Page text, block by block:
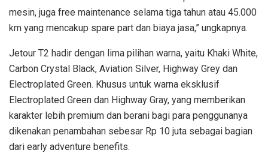
mesin, juga free maintenance selama tiga tahun atau 45.000
km yang mencakup spare part dan biaya jasa,” ungkapnya.
Jetour T2 hadir dengan lima pilihan warna, yaitu Khaki White,
Carbon Crystal Black, Aviation Silver, Highway Grey dan
Electroplated Green. Khusus untuk warna eksklusif
Electroplated Green dan Highway Gray, yang memberikan
karakter lebih premium dan berani bagi para penggunanya
dikenakan penambahan sebesar Rp 10 juta sebagai bagian
dari early adventure benefits.